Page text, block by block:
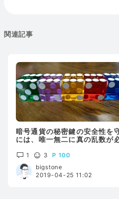
関連記事
暗号通貨の秘密鍵の安全性を
には、唯一無二に真の乱数が
1 3
100
bigstone
2019-04-25 11:02